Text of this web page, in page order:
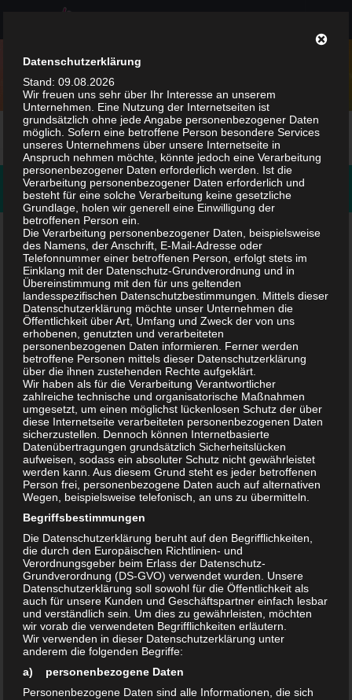
KATEGORIE: PARTYSPIELE
FOLGEN:
Suchen
nach:
NEUESTE BEITRÄGE
Bitkom TRANSFORM 2025 Trends: Digitalisierung jetzt! Von
GenAI bis Cybersecurity
Spielwarenmesse Nürnberg 2023: Trends, Brettspiel-
Neuheiten & Spieleerfindermesse
Ausstellung in Leipzig #DeutschlandDigital
Automobile Legenden auf der Retro Classics 2022 Messe
Stuttgart
Corona Schnelltest Boxenstop im Cityoutlet Geislingen
KATEGORIEN
Action & Abenteuer
Brettspiele
Datenschutzerklärung
Stand: 09.08.2026
Wir freuen uns sehr über Ihr Interesse an unserem
Unternehmen. Eine Nutzung der Internetseiten ist
grundsätzlich ohne jede Angabe personenbezogener Daten
möglich. Sofern eine betroffene Person besondere Services
unseres Unternehmens über unsere Internetseite in
Anspruch nehmen möchte, könnte jedoch eine Verarbeitung
personenbezogener Daten erforderlich werden. Ist die
Verarbeitung personenbezogener Daten erforderlich und
besteht für eine solche Verarbeitung keine gesetzliche
Grundlage, holen wir generell eine Einwilligung der
betroffenen Person ein.
Die Verarbeitung personenbezogener Daten, beispielsweise
des Namens, der Anschrift, E-Mail-Adresse oder
Telefonnummer einer betroffenen Person, erfolgt stets im
Einklang mit der Datenschutz-Grundverordnung und in
Übereinstimmung mit den für uns geltenden
landesspezifischen Datenschutzbestimmungen. Mittels dieser
Datenschutzerklärung möchte unser Unternehmen die
Öffentlichkeit über Art, Umfang und Zweck der von uns
erhobenen, genutzten und verarbeiteten
personenbezogenen Daten informieren. Ferner werden
betroffene Personen mittels dieser Datenschutzerklärung
über die ihnen zustehenden Rechte aufgeklärt.
Wir haben als für die Verarbeitung Verantwortlicher
zahlreiche technische und organisatorische Maßnahmen
umgesetzt, um einen möglichst lückenlosen Schutz der über
diese Internetseite verarbeiteten personenbezogenen Daten
sicherzustellen. Dennoch können Internetbasierte
Datenübertragungen grundsätzlich Sicherheitslücken
aufweisen, sodass ein absoluter Schutz nicht gewährleistet
werden kann. Aus diesem Grund steht es jeder betroffenen
Person frei, personenbezogene Daten auch auf alternativen
Wegen, beispielsweise telefonisch, an uns zu übermitteln.
Begriffsbestimmungen
Die Datenschutzerklärung beruht auf den Begrifflichkeiten,
die durch den Europäischen Richtlinien- und
Verordnungsgeber beim Erlass der Datenschutz-
Grundverordnung (DS-GVO) verwendet wurden. Unsere
Datenschutzerklärung soll sowohl für die Öffentlichkeit als
auch für unsere Kunden und Geschäftspartner einfach lesbar
und verständlich sein. Um dies zu gewährleisten, möchten
wir vorab die verwendeten Begrifflichkeiten erläutern.
Wir verwenden in dieser Datenschutzerklärung unter
anderem die folgenden Begriffe:
a) personenbezogene Daten
Personenbezogene Daten sind alle Informationen, die sich